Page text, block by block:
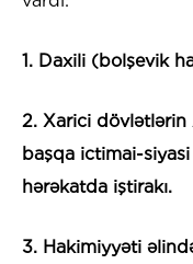
1. Daxili (bolşevik
2. Xarici dövlətlərin
başqa ictimai-
hərəkatda iştirakı.
3. Hakimiyyəti